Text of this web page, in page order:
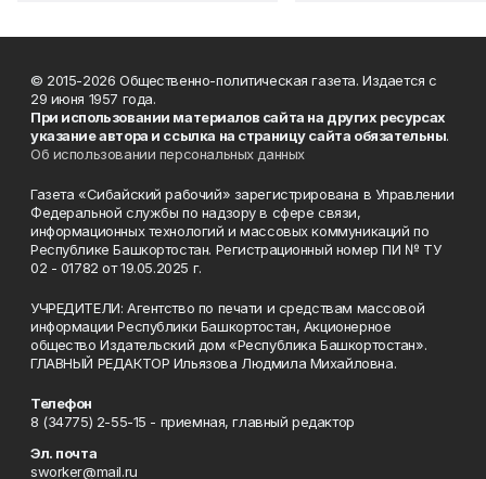
© 2015-2026 Общественно-политическая газета. Издается с
29 июня 1957 года.
При использовании материалов сайта на других ресурсах
указание автора и ссылка на страницу сайта обязательны.
Об использовании персональных данных
Газета «Сибайский рабочий» зарегистрирована в Управлении
Федеральной службы по надзору в сфере связи,
информационных технологий и массовых коммуникаций по
Республике Башкортостан. Регистрационный номер ПИ № ТУ
02 - 01782 от 19.05.2025 г.
УЧРЕДИТЕЛИ: Агентство по печати и средствам массовой
информации Республики Башкортостан, Акционерное
общество Издательский дом «Республика Башкортостан».
ГЛАВНЫЙ РЕДАКТОР Ильязова Людмила Михайловна.
Телефон
8 (34775) 2-55-15 - приемная, главный редактор
Эл. почта
sworker@mail.ru